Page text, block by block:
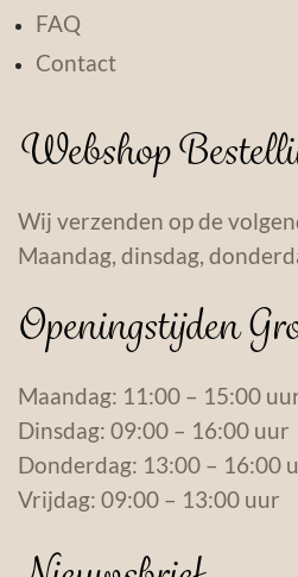
FAQ
Contact
Webshop
Wij verzenden op de
Maandag, dinsdag,
Openingstijden
Maandag: 11:00 – 15:00
Dinsdag: 09:00 – 16:00 uur
Donderdag: 13:00 – 16:00
Vrijdag: 09:00 – 13:00 uur